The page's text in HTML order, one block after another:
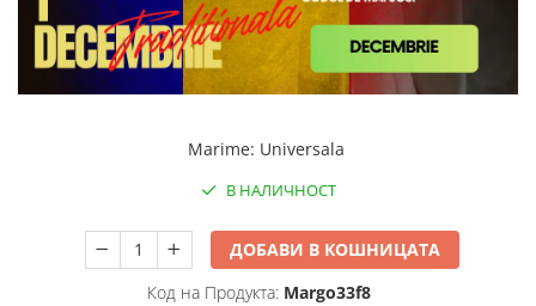
Marime: Universala
В НАЛИЧНОСТ
ДОБАВИ В КОШНИЦАТА
Код на Продукта: Margo33f8